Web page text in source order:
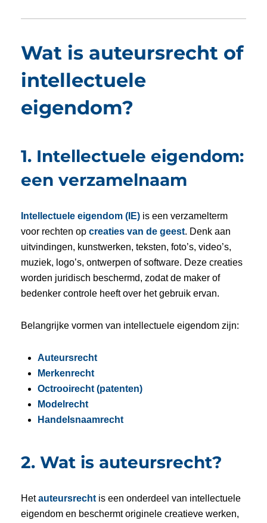
Wat is auteursrecht of
intellectuele
eigendom?
1. Intellectuele eigendom:
een verzamelnaam
Intellectuele eigendom (IE) is een verzamelterm
voor rechten op creaties van de geest. Denk aan
uitvindingen, kunstwerken, teksten, foto’s, video’s,
muziek, logo’s, ontwerpen of software. Deze creaties
worden juridisch beschermd, zodat de maker of
bedenker controle heeft over het gebruik ervan.
Belangrijke vormen van intellectuele eigendom zijn:
Auteursrecht
Merkenrecht
Octrooirecht (patenten)
Modelrecht
Handelsnaamrecht
2. Wat is auteursrecht?
Hetauteursrecht is een onderdeel van intellectuele
eigendom en beschermt originele creatieve werken,